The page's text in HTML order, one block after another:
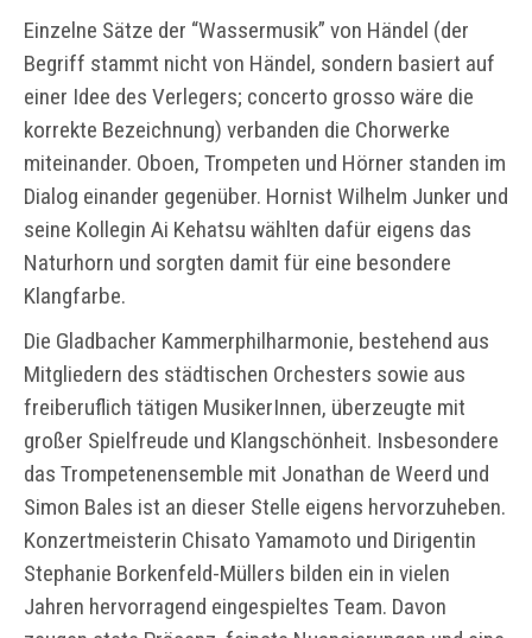
Einzelne Sätze der “Wassermusik” von Händel (der
Begriff stammt nicht von Händel, sondern basiert auf
einer Idee des Verlegers; concerto grosso wäre die
korrekte Bezeichnung) verbanden die Chorwerke
miteinander. Oboen, Trompeten und Hörner standen im
Dialog einander gegenüber. Hornist Wilhelm Junker und
seine Kollegin Ai Kehatsu wählten dafür eigens das
Naturhorn und sorgten damit für eine besondere
Klangfarbe.
Die Gladbacher Kammerphilharmonie, bestehend aus
Mitgliedern des städtischen Orchesters sowie aus
freiberuflich tätigen MusikerInnen, überzeugte mit
großer Spielfreude und Klangschönheit. Insbesondere
das Trompetenensemble mit Jonathan de Weerd und
Simon Bales ist an dieser Stelle eigens hervorzuheben.
Konzertmeisterin Chisato Yamamoto und Dirigentin
Stephanie Borkenfeld-Müllers bilden ein in vielen
Jahren hervorragend eingespieltes Team. Davon